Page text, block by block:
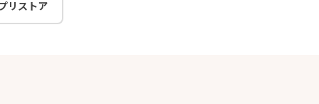
リストア